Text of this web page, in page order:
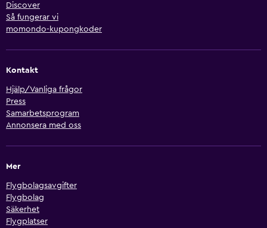
Discover
Så fungerar vi
momondo-kupongkoder
Kontakt
Hjälp/Vanliga frågor
Press
Samarbetsprogram
Annonsera med oss
Mer
Flygbolagsavgifter
Flygbolag
Säkerhet
Flygplatser